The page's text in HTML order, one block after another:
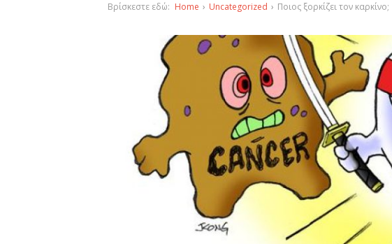
Βρίσκεστε εδώ: Home › Uncategorized › Ποιος ξορκίζει τον καρκίνο;